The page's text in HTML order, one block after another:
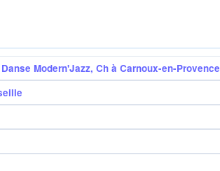
Modern'Jazz, Ch à Carnoux-en-Provence